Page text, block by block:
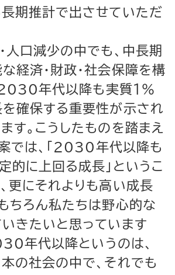
期推計で出させていただ
人口減少の中でも、中長期
経済・財政・社会保障を構
年代以降も実質１％
確保する重要性が示され
す。こうしたものを踏まえ
では、「2030年代以降も
的に上回る成長」というこ
更にそれよりも高い成長
ちろん私たちは野心的な
きたいと思っています
年代以降というのは、
の社会の中で、それでも